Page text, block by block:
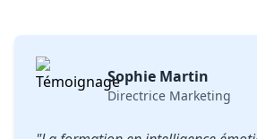
Sophie Martin
Directrice Marketing